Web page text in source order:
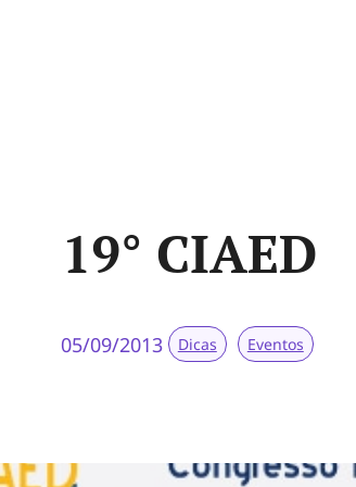
19° CIAED
05/09/2013 Dicas Eventos